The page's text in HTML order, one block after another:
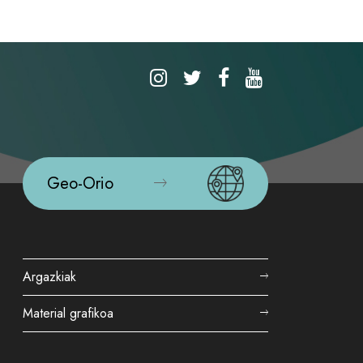
Geo-Orio
Argazkiak
Material grafikoa